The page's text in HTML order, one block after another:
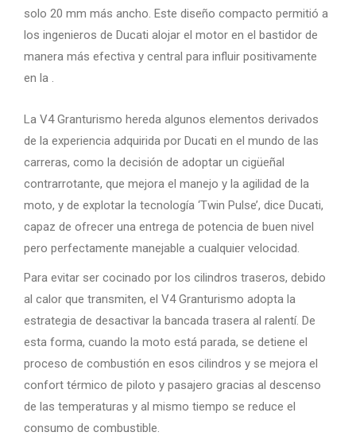
solo 20 mm más ancho. Este diseño compacto permitió a
los ingenieros de Ducati alojar el motor en el bastidor de
manera más efectiva y central para influir positivamente
en la .
La V4 Granturismo hereda algunos elementos derivados
de la experiencia adquirida por Ducati en el mundo de las
carreras, como la decisión de adoptar un cigüeñal
contrarrotante, que mejora el manejo y la agilidad de la
moto, y de explotar la tecnología ‘Twin Pulse’, dice Ducati,
capaz de ofrecer una entrega de potencia de buen nivel
pero perfectamente manejable a cualquier velocidad.
Para evitar ser cocinado por los cilindros traseros, debido
al calor que transmiten, el V4 Granturismo adopta la
estrategia de desactivar la bancada trasera al ralentí. De
esta forma, cuando la moto está parada, se detiene el
proceso de combustión en esos cilindros y se mejora el
confort térmico de piloto y pasajero gracias al descenso
de las temperaturas y al mismo tiempo se reduce el
consumo de combustible.